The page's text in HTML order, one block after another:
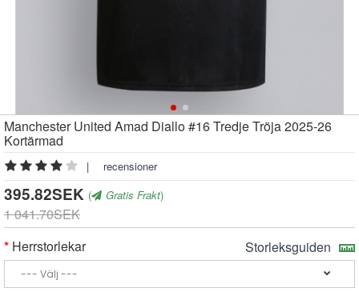
Manchester United Amad Diallo #16 Tredje Tröja 2025-26
Kortärmad
| recensioner
395.82SEK ( Gratis Frakt)
1 041.70SEK
Herrstorlekar
Storleksguiden